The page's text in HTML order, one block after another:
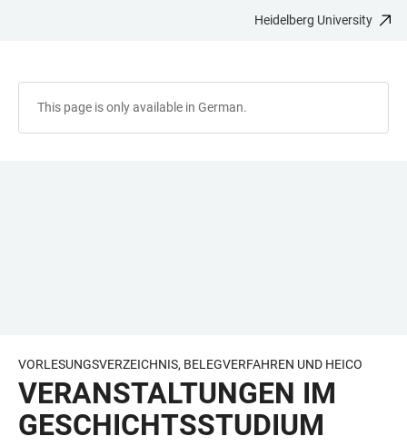
Heidelberg University
This page is only available in German.
VORLESUNGSVERZEICHNIS, BELEGVERFAHREN UND HEICO
VERANSTALTUNGEN IM
GESCHICHTSSTUDIUM